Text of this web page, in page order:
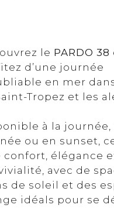
le PARDO 38
d’une journée
en mer
Tropez et les
à la
ou en sunset,
confort, élégance
avec de
de soleil et des
idéals pour se